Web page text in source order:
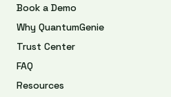
Book a Demo
Why QuantumGenie
Trust Center
FAQ
Resources